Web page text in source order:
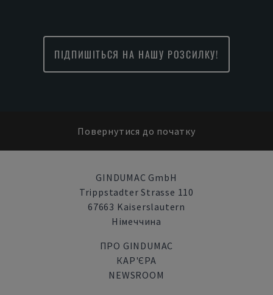
ПІДПИШІТЬСЯ НА НАШУ РОЗСИЛКУ!
Повернутися до початку
GINDUMAC GmbH
Trippstadter Strasse 110
67663 Kaiserslautern
Німеччина
ПРО GINDUMAC
КАР'ЄРА
NEWSROOM